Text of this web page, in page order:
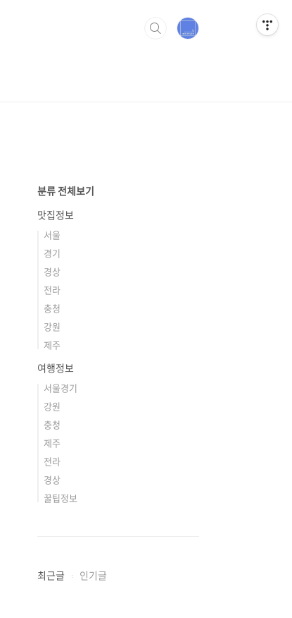
분류 전체보기
맛집정보
서울
경기
경상
전라
충청
강원
제주
여행정보
서울경기
강원
충청
제주
전라
경상
꿀팁정보
최근글 인기글